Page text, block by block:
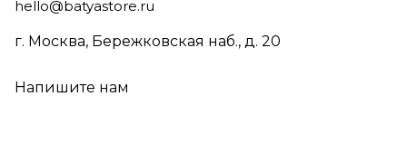
hello@batyastore.ru
г. Москва, Бережковская наб., д. 20
Напишите нам